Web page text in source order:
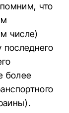
что
числе)
более